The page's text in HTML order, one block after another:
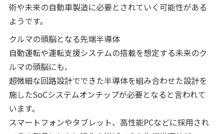
術や未来の自動車製造に必要とされていく可能性がある
ようです。
クルマの頭脳となる先端半導体
自動運転や運転支援システムの搭載を想定する未来のク
ルマの頭脳にも、
超微細な回路設計でできた半導体を組み合わせた設計を
施したSoCシステムオンチップが必要となると言われて
います。
スマートフォンやタブレット、高性能PCなどに採用され